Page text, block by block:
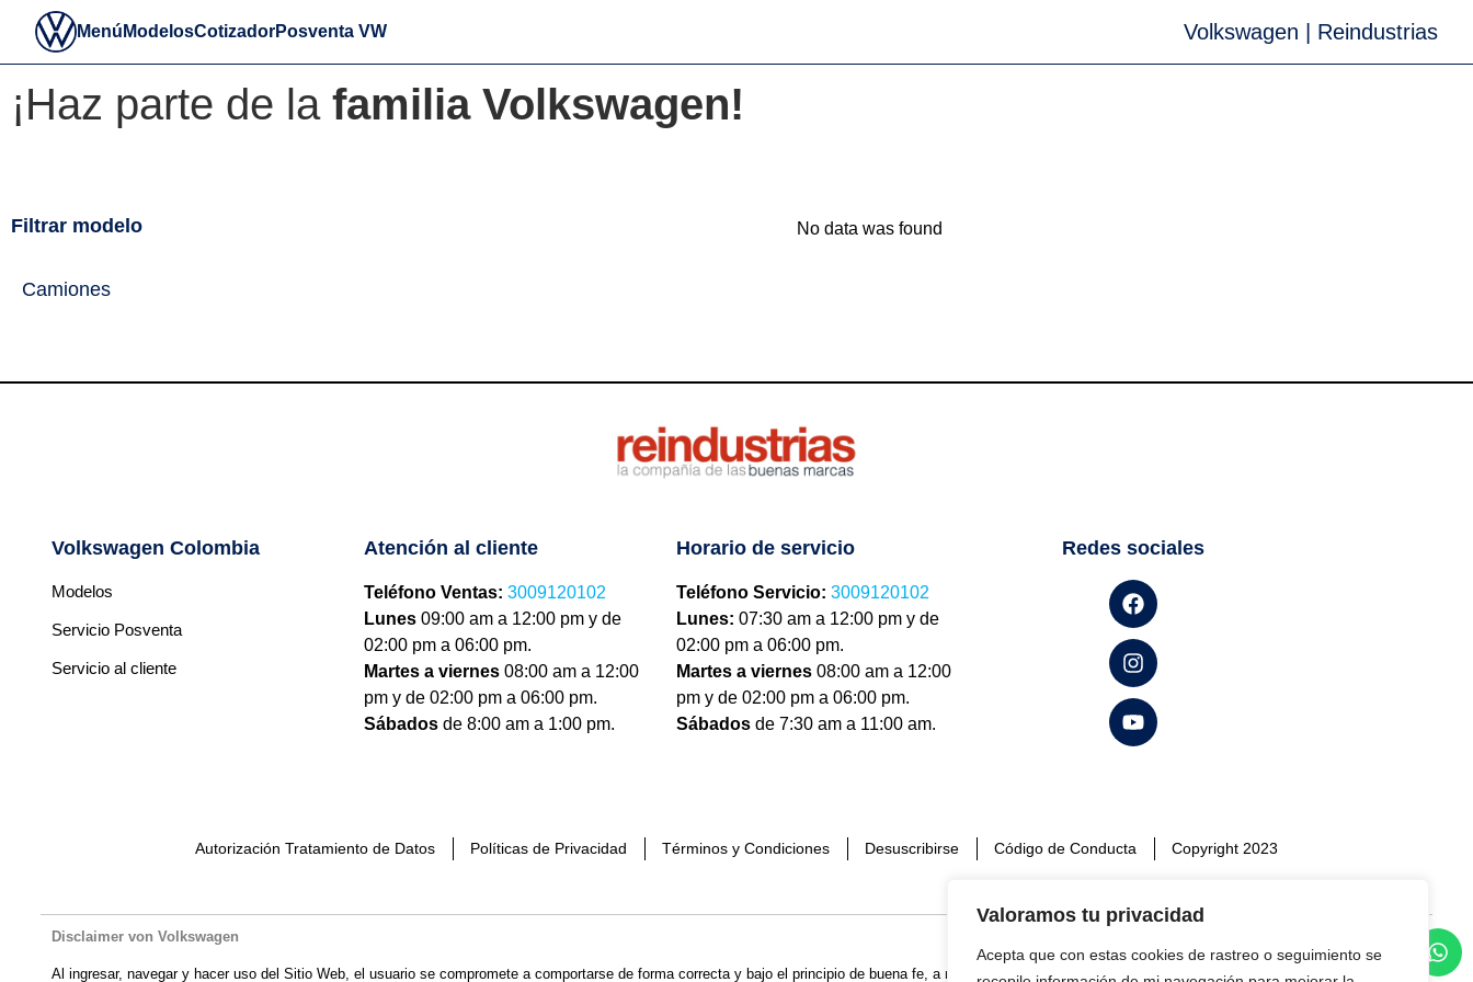
Valoramos tu privacidad
Acepta que con estas cookies de rastreo o seguimiento se
Menú ModelosCotizadorPosventa VW Volkswagen | Reindustrias
Inicio
¡Haz parte de la familia Volkswagen!
Filtrar modelo
Camiones
No data was found
Volkswagen Colombia
Modelos
Servicio Posventa
Servicio al cliente
Atención al cliente
Teléfono Ventas: 3009120102
Lunes 09:00 am a 12:00 pm y de
02:00 pm a 06:00 pm.
Martes a viernes08:00 am a 12:00
pm y de 02:00 pm a 06:00 pm.
Sábadosde 8:00 am a 1:00 pm.
Horario de servicio
Teléfono Servicio: 3009120102
Lunes: 07:30 am a 12:00 pm y de
02:00 pm a 06:00 pm.
Martes a viernes08:00 am a 12:00
pm y de 02:00 pm a 06:00 pm.
Sábadosde 7:30 am a 11:00 am.
Redes sociales
Autorización Tratamiento de Datos Políticas de Privacidad Términos y Condiciones Desuscribirse Código de Conducta Copyright 2023
Disclaimer von Volkswagen
Al ingresar, navegar y hacer uso del Sitio Web, el usuario se compromete a comportarse de forma correcta y bajo el principio de buena fe, a realizar un buen uso de la misma y a no realizar